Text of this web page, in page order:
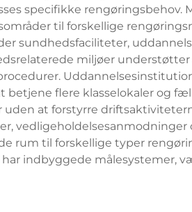
specifikke rengøringsbehov.
til forskellige
sundhedsfaciliteter,
miljøer
betjene flere klasselokaler og
uden at forstyrre
rum til forskellige typer
indbyggede målesystemer,